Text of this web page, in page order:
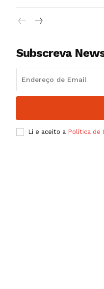
Subscreva
Li e aceito a Política de